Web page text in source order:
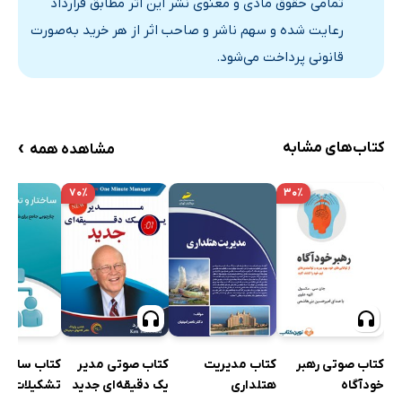
عرصه مدیریت علمی
موانع توانمندسازی
سیستم‌ها و نمادهای مدیریت
ساختارهای سازمانی
فقدان منابع و زمان کافی
مزایای توانمندسازی
مزایای فردی
انتقادات نسبت به توانمندسازی
توانمندسازی و قدرت
تمامی حقوق مادی و معنوی نشر این اثر مطابق قرارداد
رعایت شده و سهم ناشر و صاحب اثر از هر خرید به‌صورت
قانونی پرداخت می‌شود.
کتاب‌های مشابه مشاهده همه ›
۳۰٪
کتاب صوتی رهبر
خودآگاه
کتاب مدیریت
هتلداری
۷۰٪
کتاب صوتی مدیر
یک دقیقه‌ای جدید
کتاب
تشکیلات